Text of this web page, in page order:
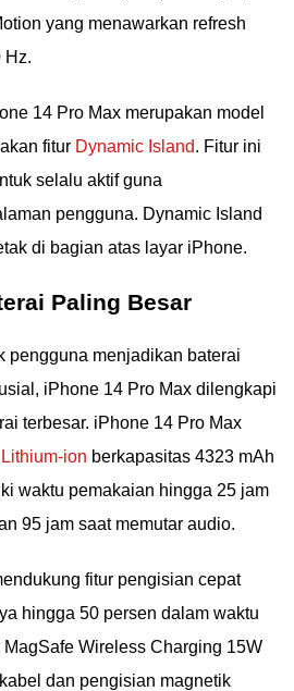
yang menawarkan refresh
Hz.
14 Pro Max merupakan model
fitur Dynamic Island. Fitur ini
selalu aktif guna
pengguna. Dynamic Island
di bagian atas layar iPhone.
Paling Besar
pengguna menjadikan baterai
iPhone 14 Pro Max dilengkapi
terbesar. iPhone 14 Pro Max
ion berkapasitas 4323 mAh
waktu pemakaian hingga 25 jam
95 jam saat memutar audio.
fitur pengisian cepat
hingga 50 persen dalam waktu
Wireless Charging 15W
dan pengisian magnetik